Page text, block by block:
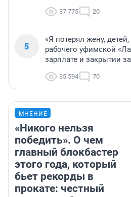
37 775 20
5
«Я потерял жену,
рабочего уфимской
зарплате и закрытии
35 594 70
МНЕНИЕ
«Никого нельзя
победить». О чем
главный блокбастер
этого года, который
бьет рекорды в
прокате: честный